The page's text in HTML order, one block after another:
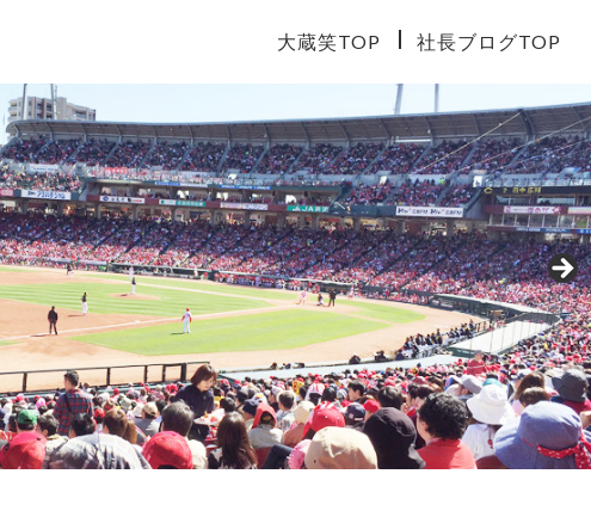
大蔵笑TOP 社長ブログTOP